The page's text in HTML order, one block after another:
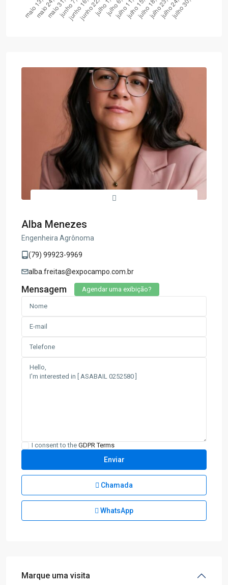
Alba Menezes
Engenheira Agrônoma
(79) 99923-9969
alba.freitas@expocampo.com.br
Mensagem Agendar uma exibição?
I consent to the GDPR Terms
Chamada
WhatsApp
Marque uma visita